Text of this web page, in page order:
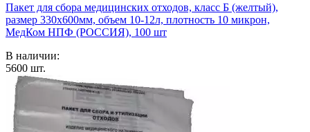
Пакет для сбора медицинских отходов, класс Б (желтый),
размер 330х600мм, объем 10-12л, плотность 10 микрон,
МедКом НПФ (РОССИЯ), 100 шт
В наличии:
5600 шт.